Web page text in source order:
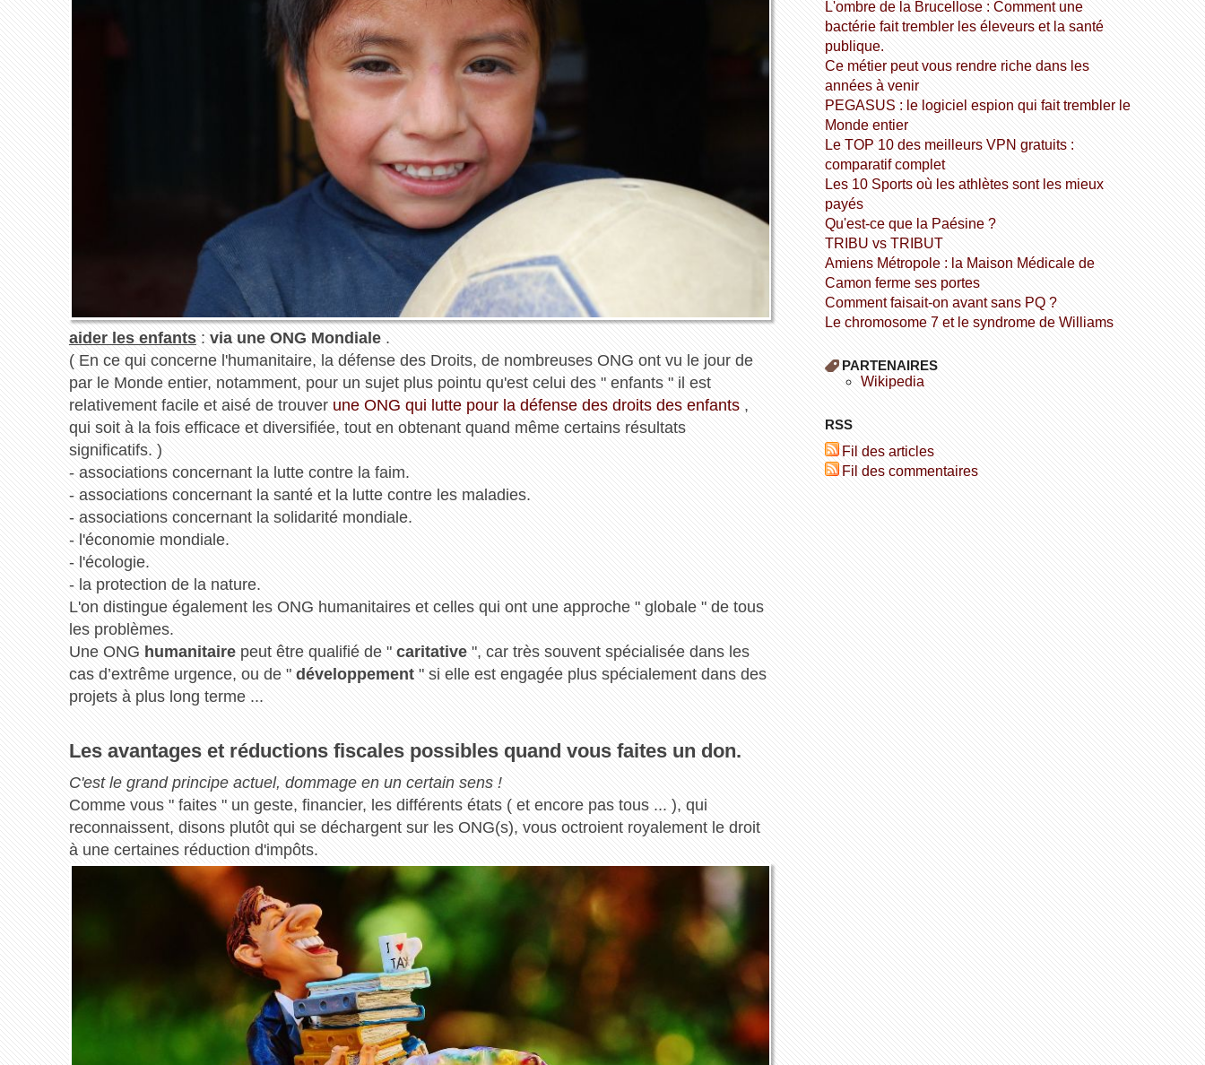
aider les enfants: via une ONG Mondiale.
( En ce qui concerne l'humanitaire, la défense des Droits, de nombreuses ONG ont vu le jour de
par le Monde entier, notamment, pour un sujet plus pointu qu'est celui des " enfants " il est
relativement facile et aisé de trouver une ONG qui lutte pour la défense des droits des enfants,
qui soit à la fois efficace et diversifiée, tout en obtenant quand même certains résultats
significatifs. )
- associations concernant la lutte contre la faim.
- associations concernant la santé et la lutte contre les maladies.
- associations concernant la solidarité mondiale.
- l'économie mondiale.
- l'écologie.
- la protection de la nature.
L'on distingue également les ONG humanitaires et celles qui ont une approche " globale " de tous
les problèmes.
Une ONG humanitairepeut être qualifié de " caritative", car très souvent spécialisée dans les
cas d’extrême urgence, ou de " développement" si elle est engagée plus spécialement dans des
projets à plus long terme ...
Les avantages et réductions fiscales possibles quand vous faites un don.
C'est le grand principe actuel, dommage en un certain sens !
Comme vous " faites " un geste, financier, les différents états ( et encore pas tous ... ), qui
reconnaissent, disons plutôt qui se déchargent sur les ONG(s), vous octroient royalement le droit
à une certaines réduction d'impôts.
L'ombre de la Brucellose : Comment une
bactérie fait trembler les éleveurs et la santé
publique.
Ce métier peut vous rendre riche dans les
années à venir
PEGASUS : le logiciel espion qui fait trembler le
Monde entier
Le TOP 10 des meilleurs VPN gratuits :
comparatif complet
Les 10 Sports où les athlètes sont les mieux
payés
Qu'est-ce que la Paésine ?
TRIBU vs TRIBUT
Amiens Métropole : la Maison Médicale de
Camon ferme ses portes
Comment faisait-on avant sans PQ ?
Le chromosome 7 et le syndrome de Williams
PARTENAIRES
wikipedia
RSS
Fil des articles
Fil des commentaires